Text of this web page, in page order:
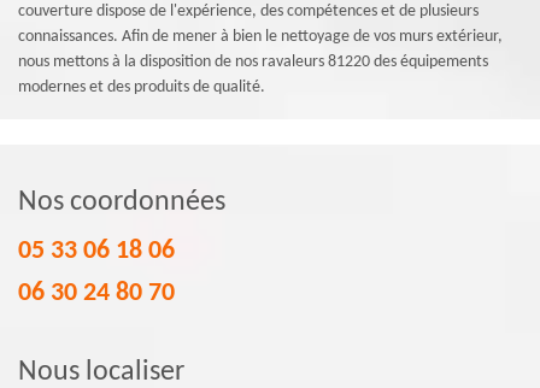
couverture dispose de l'expérience, des compétences et de plusieurs
connaissances. Afin de mener à bien le nettoyage de vos murs extérieur,
nous mettons à la disposition de nos ravaleurs 81220 des équipements
modernes et des produits de qualité.
Nos coordonnées
05 33 06 18 06
06 30 24 80 70
Nous localiser